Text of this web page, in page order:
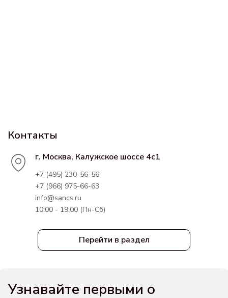
Перейти в раздел
Контакты
г. Москва, Калужское шоссе 4с1
+7 (495) 230-56-56
+7 (966) 975-66-63
info@sancs.ru
10:00 - 19:00 (Пн-Сб)
Узнавайте первыми о